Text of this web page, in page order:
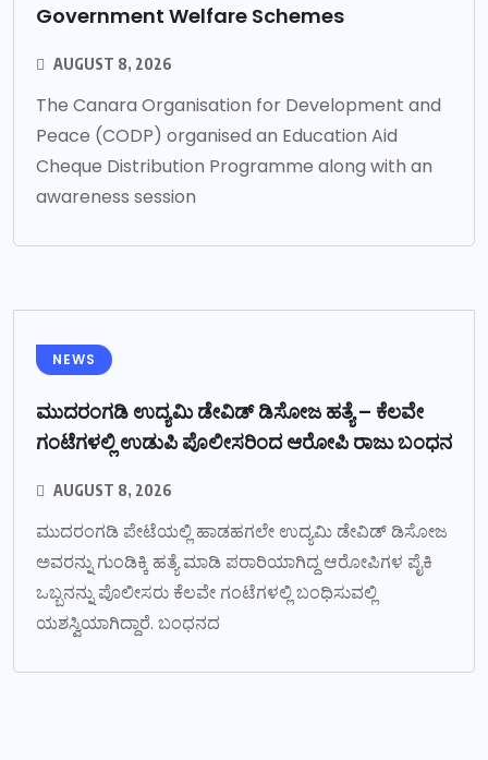
Government Welfare Schemes
AUGUST 8, 2026
The Canara Organisation for Development and
Peace (CODP) organised an Education Aid
Cheque Distribution Programme along with an
awareness session
NEWS
ಮುದರಂಗಡಿ ಉದ್ಯಮಿ ಡೇವಿಡ್ ಡಿಸೋಜ ಹತ್ಯೆ – ಕೆಲವೇ
ಗಂಟೆಗಳಲ್ಲಿ ಉಡುಪಿ ಪೊಲೀಸರಿಂದ ಆರೋಪಿ ರಾಜು ಬಂಧನ
AUGUST 8, 2026
ಮುದರಂಗಡಿ ಪೇಟೆಯಲ್ಲಿ ಹಾಡಹಗಲೇ ಉದ್ಯಮಿ ಡೇವಿಡ್ ಡಿಸೋಜ
ಅವರನ್ನು ಗುಂಡಿಕ್ಕಿ ಹತ್ಯೆ ಮಾಡಿ ಪರಾರಿಯಾಗಿದ್ದ ಆರೋಪಿಗಳ ಪೈಕಿ
ಒಬ್ಬನನ್ನು ಪೊಲೀಸರು ಕೆಲವೇ ಗಂಟೆಗಳಲ್ಲಿ ಬಂಧಿಸುವಲ್ಲಿ
ಯಶಸ್ವಿಯಾಗಿದ್ದಾರೆ. ಬಂಧನದ